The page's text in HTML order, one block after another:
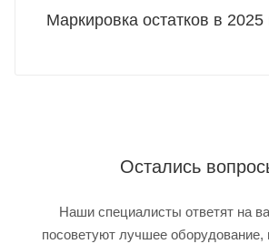
Маркировка остатков в 2025
Остались
Наши специалисты ответят на
посоветуют лучшее оборудование,